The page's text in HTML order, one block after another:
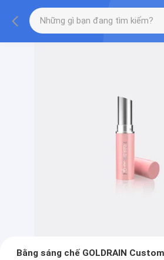
Bằng sáng chế GOLDRAIN